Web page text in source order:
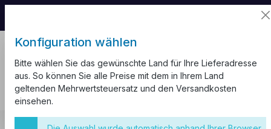
Kabel und Leitungen
Aderleitung H07V-K
Konfiguration wählen
Bitte wählen Sie das gewünschte Land für Ihre Lieferadresse
aus. So können Sie alle Preise mit dem in Ihrem Land
geltenden Mehrwertsteuersatz und den Versandkosten
einsehen.